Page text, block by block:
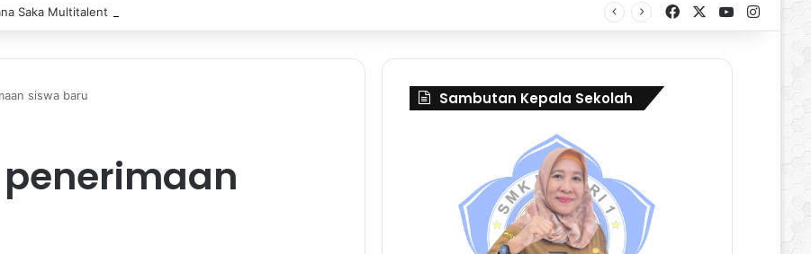
Saka Multitalent SMK Negeri 1 Banjarmasin Borong Prestasi di Festival Borneo Marching Day 2026 FacebookYouTube
siswa baru Sambutan Kepala Sekolah